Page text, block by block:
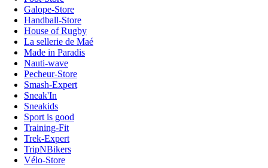
Galope-Store
Handball-Store
House of Rugby
La sellerie de Maé
Made in Paradis
Nauti-wave
Pecheur-Store
Smash-Expert
Sneak'In
Sneakids
Sport is good
Training-Fit
Trek-Expert
TripNBikers
Vélo-Store